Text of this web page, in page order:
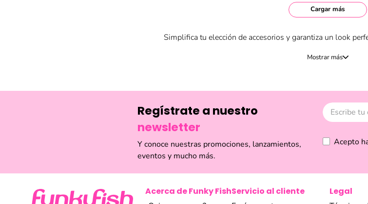
Cargar más
Simplifica tu elección de accesorios y garantiza un look
ofrece una amplia gama, desde sets de collar y
También encontrarás sets de collares surtidos ideales
Estos sets te ofrecen una solución completa, chic y lista
Regístrate a nuestro
newsletter
Y conoce nuestras promociones, lanzamientos,
eventos y mucho más.
Acepto
Acerca de Funky FishServicio al cliente Legal